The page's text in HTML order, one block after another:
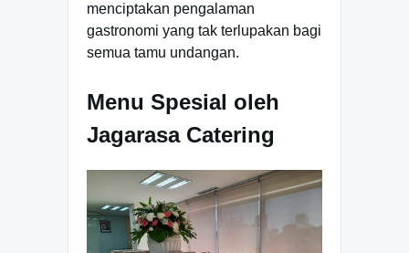
menciptakan pengalaman
gastronomi yang tak terlupakan bagi
semua tamu undangan.
Menu Spesial oleh
Jagarasa Catering